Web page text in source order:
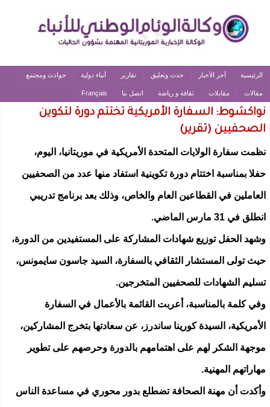
الرئيسية آخر الأخبار حدث وتعليق تقارير أنباء دولية حوادث ومجتمع
مقالات مقابلات ثقافة و رياضة اتصل بنا Français
نواكشوط: السفارة الأمريكية تختتم دورة لتكوين
الصحفيين (تقرير)
نظمت سفارة الولايات المتحدة الأمريكية في موريتانيا، اليوم،
حفلا بمناسبة اختتام دورة تكوينية استفاد منها عدد من الصحفيين
العاملين في القطاعين العام والخاص، وذلك بعد برنامج تدريبي
انطلق في 31 مارس الماضي.
وشهد الحفل توزيع شهادات المشاركة على المستفيدين من الدورة،
حيث تولى المستشار الثقافي بالسفارة، السيد جاسون سايمونس،
تسليم الشهادات للصحفيين المتخرجين.
وفي كلمة بالمناسبة، أعربت القائمة بالأعمال في السفارة
الأمريكية، السيدة كورينا ساندرز، عن سعادتها بتخرج المشاركين،
موجهة الشكر لهم على اهتمامهم بالدورة وحرصهم على تطوير
مهاراتهم المهنية.
وأكدت أن مهنة الصحافة تضطلع بدور محوري في مساعدة الناس